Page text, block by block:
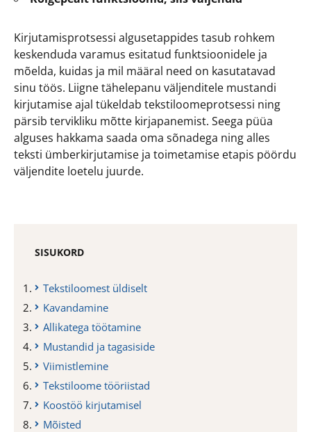
Kirjutamisprotsessi algusetappides tasub rohkem
keskenduda varamus esitatud funktsioonidele ja
mõelda, kuidas ja mil määral need on kasutatavad
sinu töös. Liigne tähelepanu väljenditele mustandi
kirjutamise ajal tükeldab tekstiloomeprotsessi ning
pärsib tervikliku mõtte kirjapanemist. Seega püüa
alguses hakkama saada oma sõnadega ning alles
teksti ümberkirjutamise ja toimetamise etapis pöördu
väljendite loetelu juurde.
SISUKORD
Tekstiloomest üldiselt
Kavandamine
Allikatega töötamine
Mustandid ja tagasiside
Viimistlemine
Tekstiloome tööriistad
Koostöö kirjutamisel
Mõisted